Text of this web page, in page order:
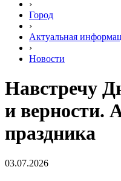
›
Город
›
Актуальная
›
Новости
Навстречу
и верности.
праздника
03.07.2026